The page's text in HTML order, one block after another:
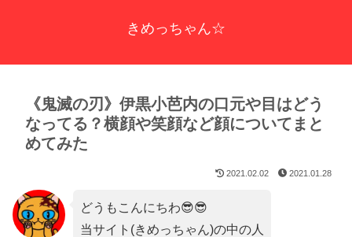
きめっちゃん☆
《鬼滅の刃》伊黒小芭内の口元や目はどう
なってる？横顔や笑顔など顔についてまと
めてみた
2021.02.02 2021.01.28
どうもこんにちわ😎😎
当サイト(きめっちゃん)の中の人